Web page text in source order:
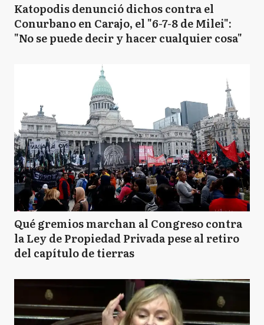
Katopodis denunció dichos contra el
Conurbano en Carajo, el "6-7-8 de Milei":
"No se puede decir y hacer cualquier cosa"
Qué gremios marchan al Congreso contra
la Ley de Propiedad Privada pese al retiro
del capítulo de tierras